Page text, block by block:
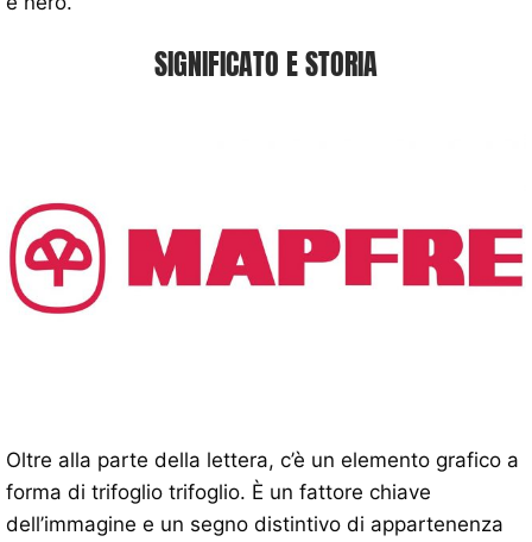
SIGNIFICATO E STORIA
Oltre alla parte della lettera, c’è un elemento grafico a
forma di trifoglio trifoglio. È un fattore chiave
dell’immagine e un segno distintivo di appartenenza